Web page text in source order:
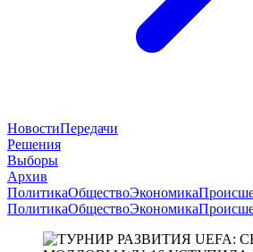
НовостиПередачи
Решения
Выборы
Архив
ПолитикаОбществоЭкономика
ПолитикаОбществоЭкономика